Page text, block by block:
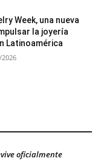
Week, una nueva
la joyería
Latinoamérica
oficialmente